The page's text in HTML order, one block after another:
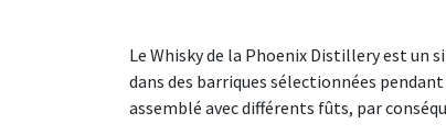
Le Whisky de la Phoenix Distillery est
dans des barriques sélectionnées
assemblé avec différents fûts, par